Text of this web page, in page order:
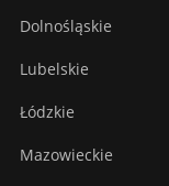
Dolnośląskie
Lubelskie
Łódzkie
Mazowieckie